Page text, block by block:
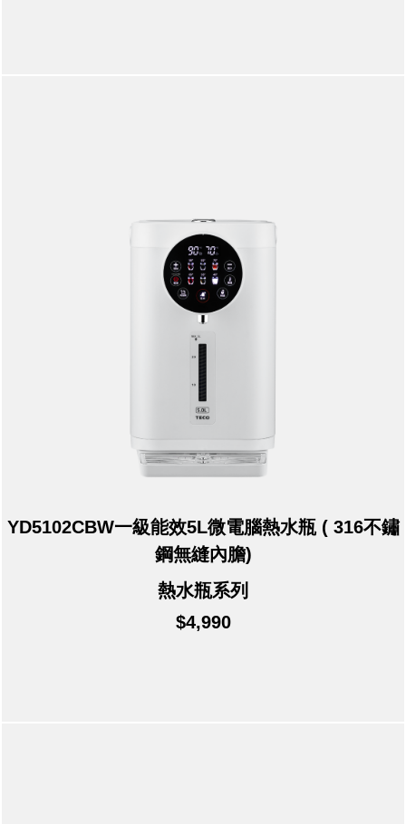
YD5102CBW一級能效5L微電腦熱水瓶 ( 316不鏽
鋼無縫內膽)
熱水瓶系列
$4,990